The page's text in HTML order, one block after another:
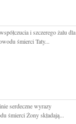
i szczerego żalu dla
śmierci Taty...
serdeczne wyrazy
śmierci Żony składają...